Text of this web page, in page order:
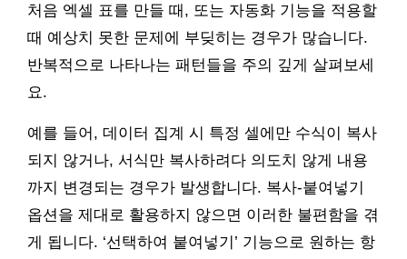
처음 엑셀 표를 만들 때, 또는 자동화 기능을 적용할
때 예상치 못한 문제에 부딪히는 경우가 많습니다.
반복적으로 나타나는 패턴들을 주의 깊게 살펴보세
요.
예를 들어, 데이터 집계 시 특정 셀에만 수식이 복사
되지 않거나, 서식만 복사하려다 의도치 않게 내용
까지 변경되는 경우가 발생합니다. 복사-붙여넣기
옵션을 제대로 활용하지 않으면 이러한 불편함을 겪
게 됩니다. ‘선택하여 붙여넣기’ 기능으로 원하는 항